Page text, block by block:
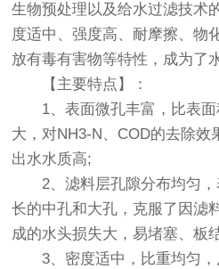
生物预处理以及给水过滤技术
度适中、强度高、耐摩擦、物
放有毒有害物等特性，成为了
【主要特点】：
1、表面微孔丰富，比表面
大，对NH3-N、COD的去除效
出水水质高;
2、滤料层孔隙分布均匀，
长的中孔和大孔，克服了因滤
成的水头损失大，易堵塞、板
3、密度适中，比重均匀，